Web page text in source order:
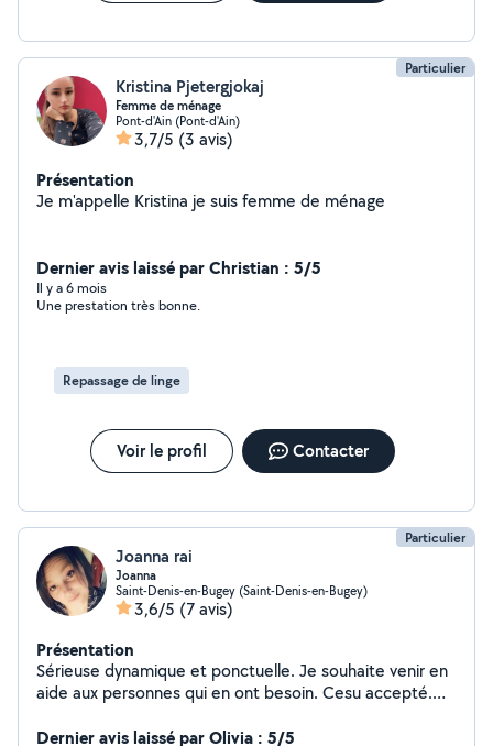
Particulier
Kristina Pjetergjokaj
Femme de ménage
Pont-d'Ain (Pont-d'Ain)
3,7/5 (3 avis)
Présentation
Je m'appelle Kristina je suis femme de ménage
Dernier avis laissé par Christian : 5/5
Il y a 6 mois
Une prestation très bonne.
Repassage de linge
Voir le profil Contacter
Particulier
Joanna rai
Joanna
Saint-Denis-en-Bugey (Saint-Denis-en-Bugey)
3,6/5 (7 avis)
Présentation
Sérieuse dynamique et ponctuelle. Je souhaite venir en
aide aux personnes qui en ont besoin. Cesu accepté.
également si besoin
Dernier avis laissé par Olivia : 5/5